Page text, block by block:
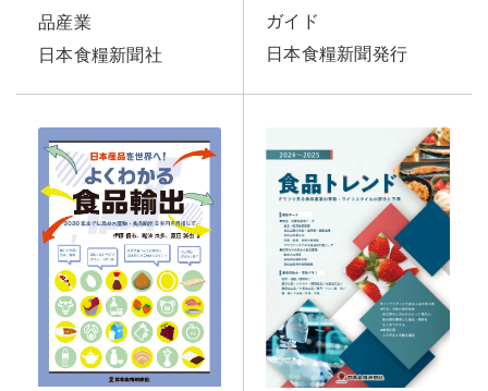
品産業
日本食糧新聞社
ガイド
日本食糧新聞発行